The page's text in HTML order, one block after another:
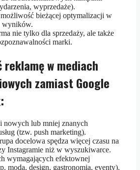
wyprzedaże).
bieżącej optymalizacji w
wyników.
nie tylko dla sprzedaży, ale także
marki.
reklamę w mediach
zamiast Google
nowych lub mniej znanych
(tzw. push marketing).
docelowa spędza więcej czasu na
Instagramie niż w wyszukiwarce.
wymagających efektownej
moda, design, gastronomia, eventy).